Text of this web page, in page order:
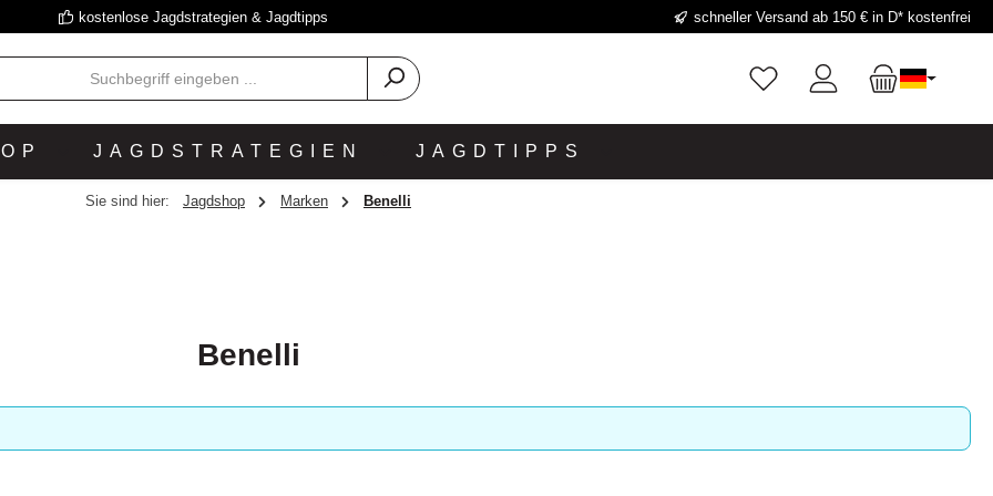
kostenlose Jagdstrategien & Jagdtipps schneller Versand ab 150 € in D* kostenfrei
JAGDSTRATEGIEN JAGDTIPPS
Sie sind hier: Jagdshop Marken Benelli
Benelli